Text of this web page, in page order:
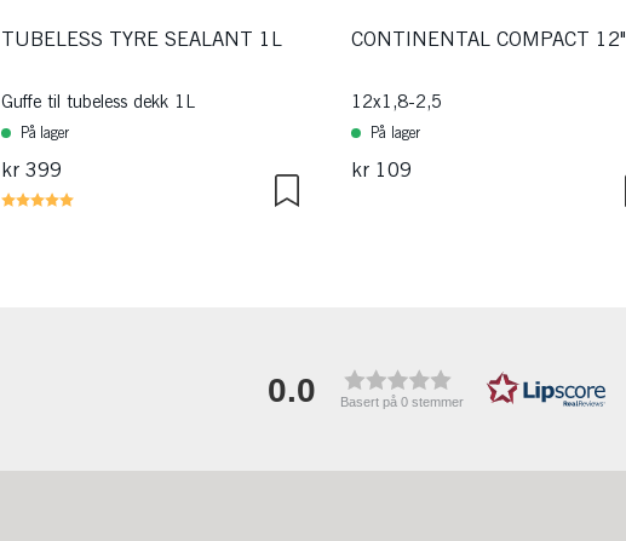
TUBELESS TYRE SEALANT 1L
Guffe til tubeless dekk 1L
På lager
kr 399
Karakter:
CONTINENTAL COMPACT 12"
12x1,8-2,5
På lager
kr 109
0.0 Basert på 0 stemmer